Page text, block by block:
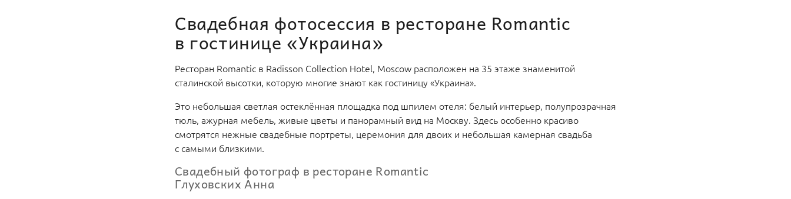
Свадебная фотосессия в ресторане Romantic
в гостинице «Украина»
Ресторан Romantic в Radisson Collection Hotel, Moscow расположен на 35 этаже знаменитой
сталинской высотки, которую многие знают как гостиницу «Украина».
Это небольшая светлая остеклённая площадка под шпилем отеля: белый интерьер, полупрозрачная
тюль, ажурная мебель, живые цветы и панорамный вид на Москву. Здесь особенно красиво
смотрятся нежные свадебные портреты, церемония для двоих и небольшая камерная свадьба
с самыми близкими.
Свадебный фотограф в ресторане Romantic
Глуховских Анна